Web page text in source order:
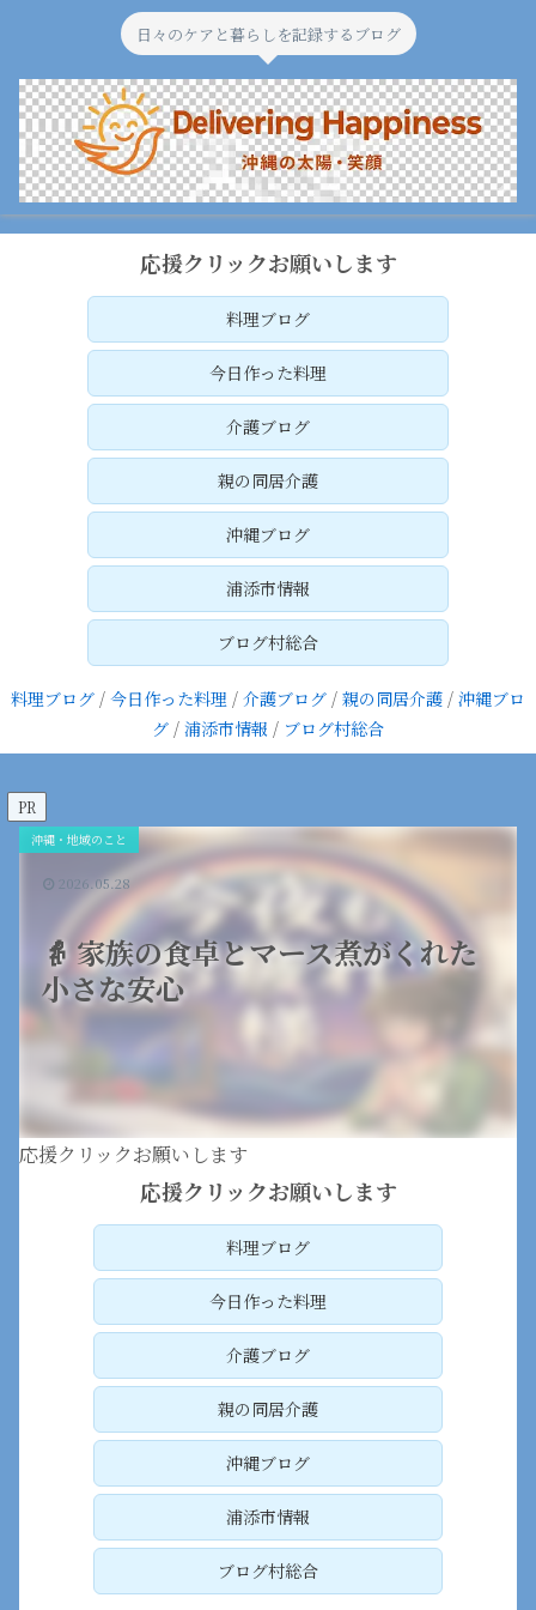
日々のケアと暮らしを記録するブログ
応援クリックお願いします
料理ブログ
今日作った料理
介護ブログ
親の同居介護
沖縄ブログ
浦添市情報
ブログ村総合
料理ブログ / 今日作った料理 / 介護ブログ / 親の同居介護 / 沖縄ブロ
グ / 浦添市情報 / ブログ村総合
PR
👵 家族の食卓とマース煮がくれた
小さな安心
沖縄・地域のこと
2026.05.28
応援クリックお願いします
応援クリックお願いします
料理ブログ
今日作った料理
介護ブログ
親の同居介護
沖縄ブログ
浦添市情報
ブログ村総合